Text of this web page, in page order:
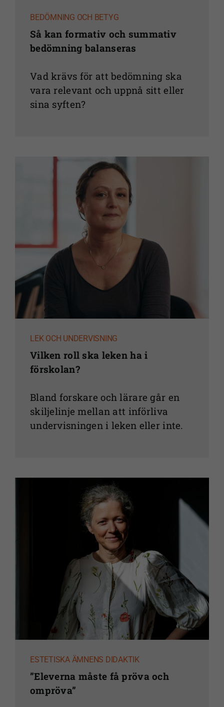
BEDÖMNING OCH BETYG
Så kan formativ och summativ
bedömning balanseras
Vad krävs för att bedömning ska
vara relevant och uppnå sitt eller
sina syften?
LEK OCH UNDERVISNING
Vilken roll ska leken ha i
förskolan?
Bland forskare och lärare går en
skiljelinje mellan att införliva
undervisningen i leken eller inte.
ESTETISKA ÄMNENS DIDAKTIK
”Eleverna måste få pröva och
ompröva”